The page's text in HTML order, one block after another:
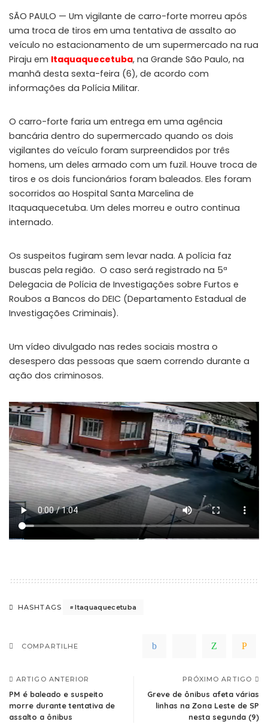
SÃO PAULO — Um vigilante de carro-forte morreu após
uma troca de tiros em uma tentativa de assalto ao
veículo no estacionamento de um supermercado na rua
Piraju em Itaquaquecetuba, na Grande São Paulo, na
manhã desta sexta-feira (6), de acordo com
informações da Polícia Militar.
O carro-forte faria um entrega em uma agência
bancária dentro do supermercado quando os dois
vigilantes do veículo foram surpreendidos por três
homens, um deles armado com um fuzil. Houve troca de
tiros e os dois funcionários foram baleados. Eles foram
socorridos ao Hospital Santa Marcelina de
Itaquaquecetuba. Um deles morreu e outro continua
internado.
Os suspeitos fugiram sem levar nada. A polícia faz
buscas pela região. O caso será registrado na 5ª
Delegacia de Polícia de Investigações sobre Furtos e
Roubos a Bancos do DEIC (Departamento Estadual de
Investigações Criminais).
Um vídeo divulgado nas redes sociais mostra o
desespero das pessoas que saem correndo durante a
ação dos criminosos.
HASHTAGS Itaquaquecetuba
COMPARTILHE
ARTIGO ANTERIOR
PM é baleado e suspeito
morre durante tentativa de
assalto a ônibus
PRÓXIMO ARTIGO
Greve de ônibus afeta várias
linhas na Zona Leste de SP
nesta segunda (9)